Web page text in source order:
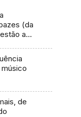
(da
a
de